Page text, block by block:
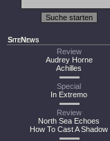
SiteNews
Review
Audrey Horne
Achilles
Special
In Extremo
Review
North Sea Echoes
How To Cast A Shadow